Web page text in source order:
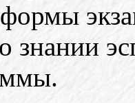
знании